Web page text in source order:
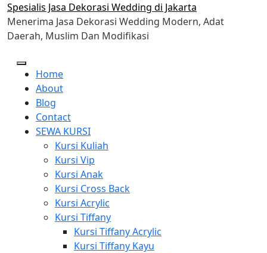
Skip
to
content
Spesialis Jasa Dekorasi Wedding di Jakarta
Menerima Jasa Dekorasi Wedding Modern, Adat
Daerah, Muslim Dan Modifikasi
Home
About
Blog
Contact
SEWA KURSI
Kursi Kuliah
Kursi Vip
Kursi Anak
Kursi Cross Back
Kursi Acrylic
Kursi Tiffany
Kursi Tiffany Acrylic
Kursi Tiffany Kayu